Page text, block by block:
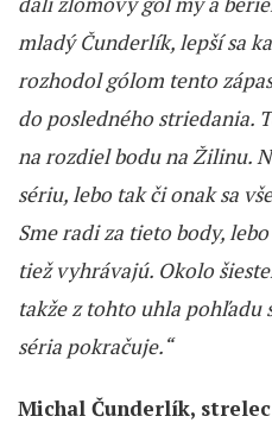
mladý Čunderlík, lepší sa
rozhodol gólom tento
do posledného striedania.
na rozdiel bodu na Žilinu.
sériu, lebo tak či onak sa
Sme radi za tieto body,
tiež vyhrávajú. Okolo
takže z tohto uhla pohľadu
séria pokračuje.“
Michal Čunderlík,